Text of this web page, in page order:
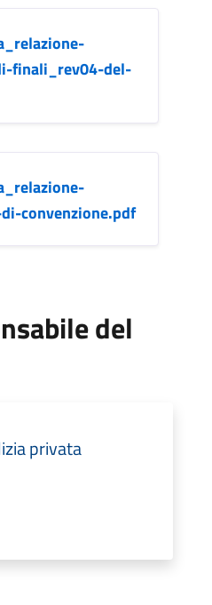
finali_rev04-del-
convenzione.pdf
del
privata